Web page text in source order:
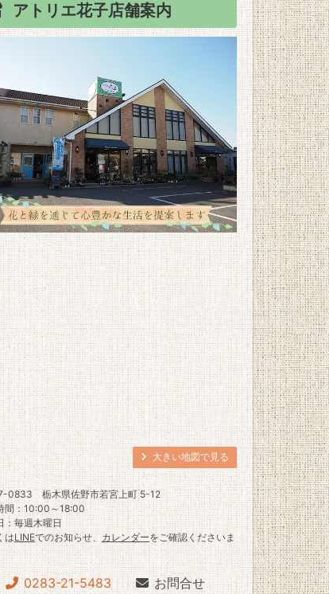
アトリエ花子店舗案内
大きい地図で見る
0833
栃木県佐野市若宮上町 5-12
間：10:00～18:00
：毎週木曜日
はLINEでのお知らせ、 カレンダーをご確認くださいま
0283-21-5483 お問合せ